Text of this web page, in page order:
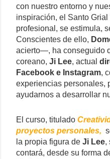
con nuestro entorno y
inspiración, el Santo
profesional, se estimula,
Conscientes de ello,
acierto—, ha conseguido
coreano, Ji Lee, actual
Facebook e Instagram,
experiencias personales,
ayudarnos a desarrollar
El curso, titulado
proyectos personales,
la propia figura de Ji Lee,
contará, desde su forma